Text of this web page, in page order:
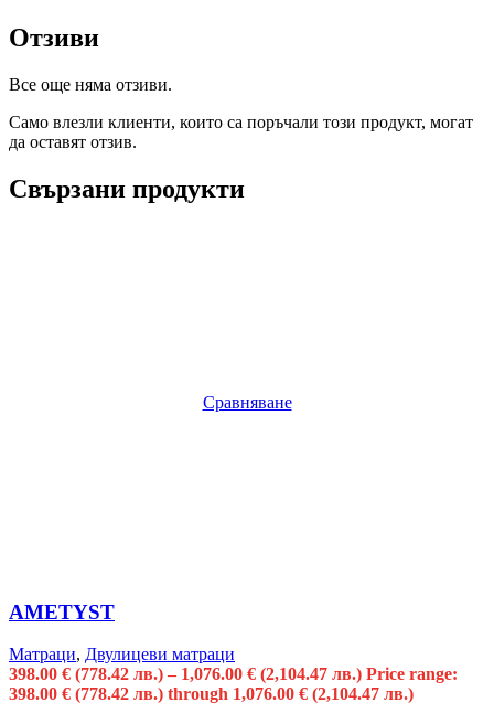
Отзиви
Все още няма отзиви.
Само влезли клиенти, които са поръчали този продукт, могат
да оставят отзив.
Свързани продукти
Сравняване
AMETYST
Матраци, Двулицеви матраци
398.00 € (778.42 лв.) – 1,076.00 € (2,104.47 лв.) Price range:
398.00 € (778.42 лв.) through 1,076.00 € (2,104.47 лв.)